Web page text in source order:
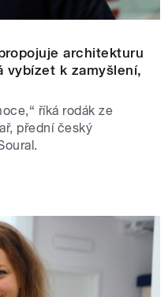
architekturu
vybízet k zamyšlení,
říká rodák ze
přední český